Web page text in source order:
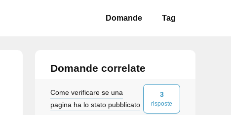
Domande Tag
Domande correlate
Come verificare se una
pagina ha lo stato pubblicato
3
risposte